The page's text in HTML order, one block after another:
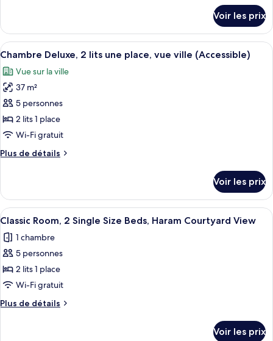
2
Single
Size
Beds,
City
View
le
type
de
Classic
Junior
Suite,
2
Single
Size
Beds,
City
Voir les prix
Afficher
toutes
les
photos
pour
ce
type
chambre :
2
lits
une
place,
vue
ville
(Accessible)
Une chambre d’hôtel avec deux lits,
7
Chambre Deluxe, 2 lits une place, vue ville (Accessible)
Vue sur la ville
37 m²
5 personnes
2 lits 1 place
Wi-Fi gratuit
Plus de détails
Plus
le
type
de
Chambre
Deluxe,
lits
une
vue
Voir les prix
Afficher
toutes
les
photos
pour
ce
type
de
Une chambre d’hôtel avec deux lits,
6
Classic Room, 2 Single Size Beds, Haram Courtyard View
1 chambre
5 personnes
2 lits 1 place
Wi-Fi gratuit
Plus de détails
Plus
Voir les prix